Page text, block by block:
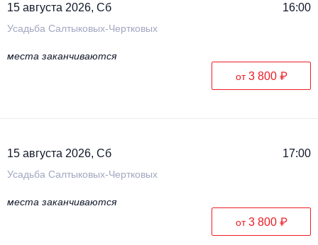
15 августа 2026, Сб 16:00
Усадьба Салтыковых-Чертковых
места заканчиваются
от3 800 ₽
15 августа 2026, Сб 17:00
Усадьба Салтыковых-Чертковых
места заканчиваются
от3 800 ₽